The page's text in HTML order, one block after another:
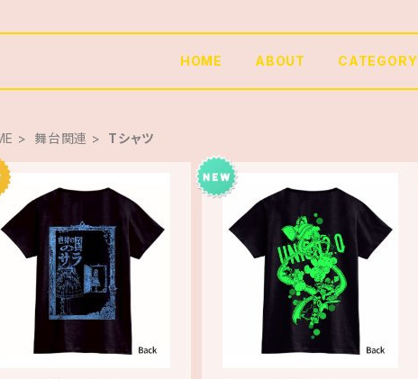
HOME ABOUT CATEGORY
舞台関連 Tシャツ